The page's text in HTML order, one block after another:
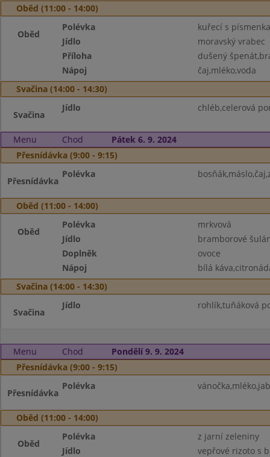
Oběd (11:00 - 14:00)
Oběd
Polévka
kuřecí s
Jídlo
moravský vrabec
Příloha
dušený
Nápoj
čaj,mléko,voda
Svačina (14:00 - 14:30)
Svačina
Jídlo chléb,celerová
Menu Chod
Pátek 6. 9. 2024
Přesnídávka (9:00 - 9:15)
Přesnídávka
Polévka
Oběd (11:00 - 14:00)
Oběd
Polévka
mrkvová
Jídlo
bramborové
Doplněk
ovoce
Nápoj
bílá
Svačina (14:00 - 14:30)
Svačina
Jídlo rohlík,tuňáková
Menu Chod
Pondělí 9. 9. 2024
Přesnídávka (9:00 - 9:15)
Přesnídávka
Polévka
Oběd (11:00 - 14:00)
Oběd
Polévka
z jarní zeleniny
Jídlo
vepřové rizoto s